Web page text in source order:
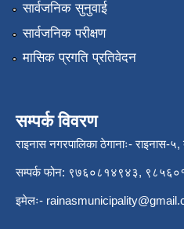
सार्वजनिक सुनुवाई
सार्वजनिक परीक्षण
मासिक प्रगति प्रतिवेदन
सम्पर्क विवरण
राइनास नगरपालिका ठेगानाः- राइनास-
सम्पर्क फोन: ९७६०८१४९४३,
इमेलः-